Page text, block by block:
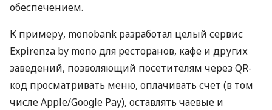
обеспечением.
К примеру, monobank разработал целый сервис
Expirenza by mono для ресторанов, кафе и других
заведений, позволяющий посетителям через QR-
код просматривать меню, оплачивать счет (в том
числе Apple/Google Pay), оставлять чаевые и